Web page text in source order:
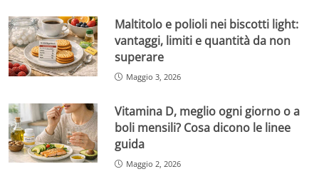
Maltitolo e polioli nei biscotti light:
vantaggi, limiti e quantità da non
superare
Maggio 3, 2026
Vitamina D, meglio ogni giorno o a
boli mensili? Cosa dicono le linee
guida
Maggio 2, 2026